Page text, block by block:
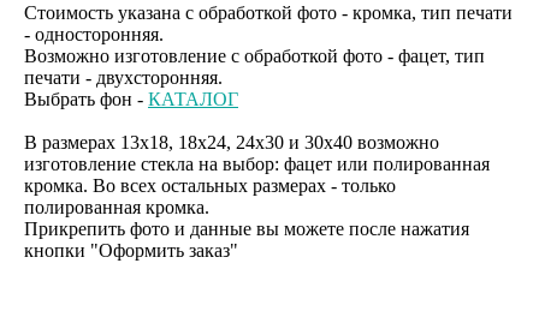
Стоимость указана с обработкой фото - кромка, тип печати
- односторонняя.
Возможно изготовление с обработкой фото - фацет, тип
печати - двухсторонняя.
Выбрать фон - КАТАЛОГ
В размерах 13х18, 18х24, 24х30 и 30х40 возможно
изготовление стекла на выбор: фацет или полированная
кромка. Во всех остальных размерах - только
полированная кромка.
Прикрепить фото и данные вы можете после нажатия
кнопки "Оформить заказ"